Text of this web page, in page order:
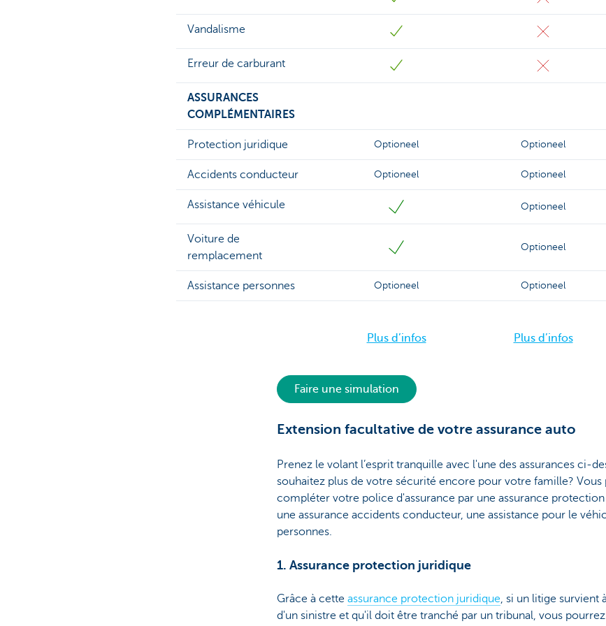
Vandalisme
Erreur de carburant
ASSURANCES
COMPLÉMENTAIRES
Protection juridique Optioneel Optioneel
Accidents conducteur Optioneel Optioneel
Assistance véhicule Optioneel
Voiture de
remplacement
Optioneel
Assistance personnes Optioneel Optioneel
Plus d’infos Plus d’infos
Faire une simulation
Extension facultative de votre assurance auto
Prenez le volant l’esprit tranquille avec l'une des assurances ci-
souhaitez plus de votre sécurité encore pour votre famille? Vous
compléter votre police d'assurance par une assurance
une assurance accidents conducteur, une assistance pour le
personnes.
1. Assurance protection juridique
Grâce à cette assurance protection juridique, si un litige survient
d'un sinistre et qu'il doit être tranché par un tribunal, vous